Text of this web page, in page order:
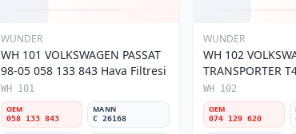
WUNDER
WH 101 VOLKSWAGEN PASSAT
98-05 058 133 843 Hava Filtresi
WH 101
OEM
058 133 843
MANN
C 26168
WUNDER
WH 102
TRANSPORTER
074 129 620 Hava
WH 102
OEM
074 129 620